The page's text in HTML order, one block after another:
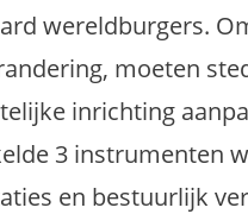
wereldburgers.
moeten
inrichting
3 instrumenten
en bestuurlijk